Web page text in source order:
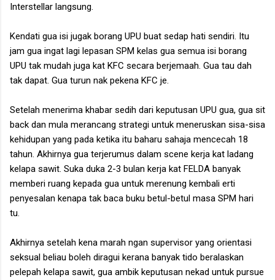
Interstellar langsung.
Kendati gua isi jugak borang UPU buat sedap hati sendiri. Itu
jam gua ingat lagi lepasan SPM kelas gua semua isi borang
UPU tak mudah juga kat KFC secara berjemaah. Gua tau dah
tak dapat. Gua turun nak pekena KFC je.
Setelah menerima khabar sedih dari keputusan UPU gua, gua sit
back dan mula merancang strategi untuk meneruskan sisa-sisa
kehidupan yang pada ketika itu baharu sahaja mencecah 18
tahun. Akhirnya gua terjerumus dalam scene kerja kat ladang
kelapa sawit. Suka duka 2-3 bulan kerja kat FELDA banyak
memberi ruang kepada gua untuk merenung kembali erti
penyesalan kenapa tak baca buku betul-betul masa SPM hari
tu.
Akhirnya setelah kena marah ngan supervisor yang orientasi
seksual beliau boleh diragui kerana banyak tido beralaskan
pelepah kelapa sawit, gua ambik keputusan nekad untuk pursue